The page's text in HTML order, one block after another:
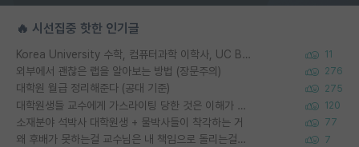
🔥 시선집중 핫한 인기글
Korea University 수학, 컴퓨터과학 이학사, UC Berkeley 산업공학 대학원 공학박사가 되는 것은 쉽지 않겠죠? 11
외부에서 괜찮은 랩을 알아보는 방법 (장문주의) 276
대학원 월급 정리해준다 (공대 기준) 275
대학원생들 교수에게 가스라이팅 당한 것은 이해가 갑니다. 안타깝네요. 120
소재분야 석박사 대학원생 + 물박사들이 착각하는 거 77
왜 후배가 못하는걸 교수님은 내 책임으로 돌리는걸까요? 7